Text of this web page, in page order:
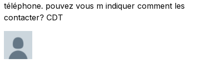
téléphone. pouvez vous m indiquer comment les
contacter? CDT